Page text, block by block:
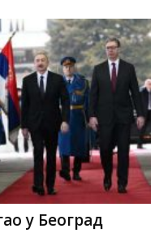
у Београд